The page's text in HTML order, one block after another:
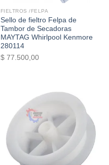
FIELTROS /FELPA
Sello de fieltro Felpa de
Tambor de Secadoras
MAYTAG Whirlpool Kenmore
280114
$77.500,00